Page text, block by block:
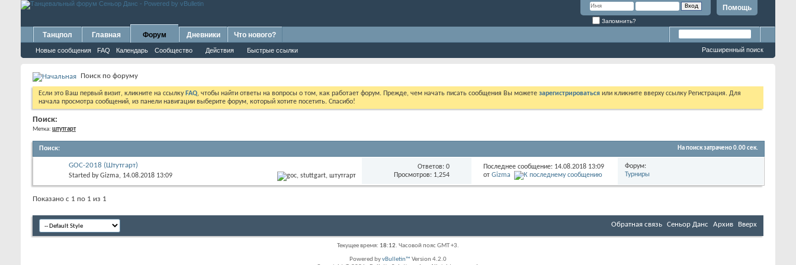
Помощь
Запомнить?
Танцпол Главная Форум
Новые сообщения FAQ Календарь Сообщество Действия Быстрые ссылки
Дневники Что нового?
Расширенный поиск
Поиск по форуму
Если это Ваш первый визит, кликните на ссылку FAQ, чтобы найти ответы на вопросы о том, как работает форум. Прежде, чем начать писать сообщения Вы можете зарегистрироваться или кликните вверху ссылку Регистрация. Для
начала просмотра сообщений, из панели навигации выберите форум, который хотите посетить. Спасибо!
Поиск:
Метка: штутгарт
Поиск: На поиск затрачено0.00сек.
GOC-2018 (Штутгарт)
Started byGizma, 14.08.2018 13:09
Ответов:0
Просмотров: 1,254
Последнее сообщение: 14.08.2018 13:09
отGizma
Форум:
Турниры
Показано с 1 по 1 из 1
Обратная связь Сеньор Данс Архив Вверх
Текущее время: 18:12. Часовой пояс GMT +3.
Powered byvBulletin™ Version 4.2.0